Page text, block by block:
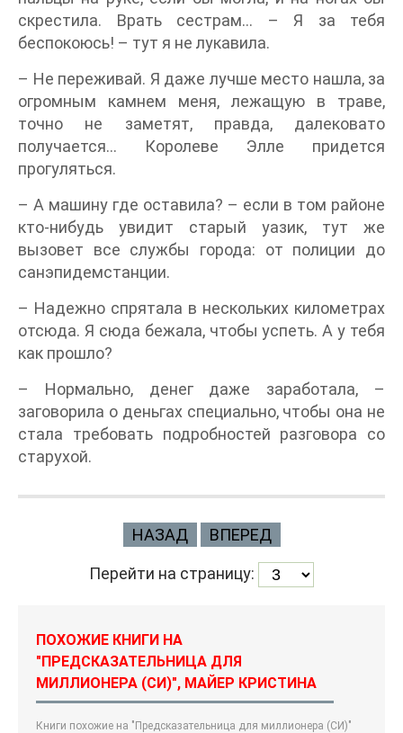
скрестила. Врать сестрам… – Я за тебя
беспокоюсь! – тут я не лукавила.
– Не переживай. Я даже лучше место нашла, за
огромным камнем меня, лежащую в траве,
точно не заметят, правда, далековато
получается… Королеве Элле придется
прогуляться.
– А машину где оставила? – если в том районе
кто-нибудь увидит старый уазик, тут же
вызовет все службы города: от полиции до
санэпидемстанции.
– Надежно спрятала в нескольких километрах
отсюда. Я сюда бежала, чтобы успеть. А у тебя
как прошло?
– Нормально, денег даже заработала, –
заговорила о деньгах специально, чтобы она не
стала требовать подробностей разговора со
старухой.
НАЗАД ВПЕРЕД
Перейти на страницу:
ПОХОЖИЕ КНИГИ НА
"ПРЕДСКАЗАТЕЛЬНИЦА ДЛЯ
МИЛЛИОНЕРА (СИ)", МАЙЕР КРИСТИНА
Книги похожие на "Предсказательница для миллионера (СИ)"